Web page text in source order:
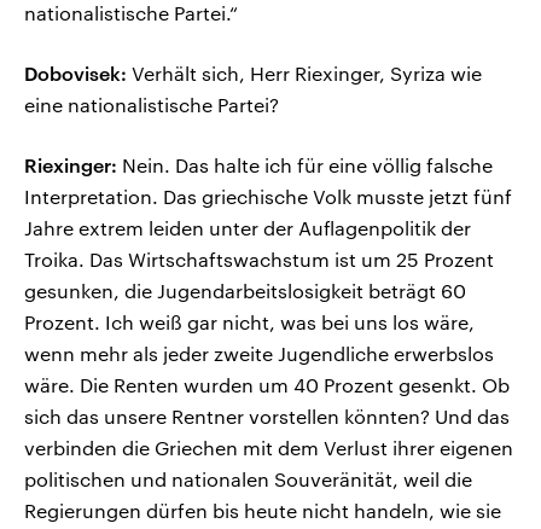
nationalistische Partei.“
Dobovisek: Verhält sich, Herr Riexinger, Syriza wie
eine nationalistische Partei?
Riexinger: Nein. Das halte ich für eine völlig falsche
Interpretation. Das griechische Volk musste jetzt fünf
Jahre extrem leiden unter der Auflagenpolitik der
Troika. Das Wirtschaftswachstum ist um 25 Prozent
gesunken, die Jugendarbeitslosigkeit beträgt 60
Prozent. Ich weiß gar nicht, was bei uns los wäre,
wenn mehr als jeder zweite Jugendliche erwerbslos
wäre. Die Renten wurden um 40 Prozent gesenkt. Ob
sich das unsere Rentner vorstellen könnten? Und das
verbinden die Griechen mit dem Verlust ihrer eigenen
politischen und nationalen Souveränität, weil die
Regierungen dürfen bis heute nicht handeln, wie sie